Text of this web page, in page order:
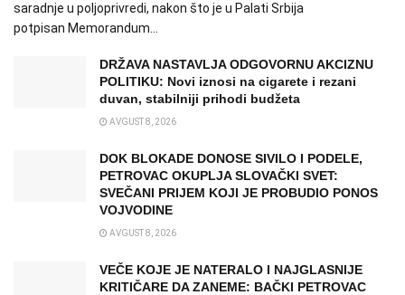
saradnje u poljoprivredi, nakon što je u Palati Srbija
potpisan Memorandum...
DRŽAVA NASTAVLJA ODGOVORNU AKCIZNU
POLITIKU: Novi iznosi na cigarete i rezani
duvan, stabilniji prihodi budžeta
AVGUST 8, 2026
DOK BLOKADE DONOSE SIVILO I PODELE,
PETROVAC OKUPLJA SLOVAČKI SVET:
SVEČANI PRIJEM KOJI JE PROBUDIO PONOS
VOJVODINE
AVGUST 8, 2026
VEČE KOJE JE NATERALO I NAJGLASNIJE
KRITIČARE DA ZANEME: BAČKI PETROVAC